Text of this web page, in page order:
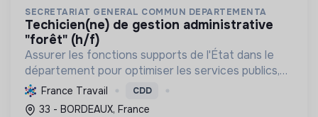
SECRETARIAT GENERAL COMMUN DEPARTEMENTA
techicien(ne) de gestion administrative
"forêt" (h/f)
Assurer les fonctions supports de l'État dans le
département pour optimiser les services publics,
en contribuant à la politique forestière et à la
transition écologique via une gestion durable.
France Travail CDD
33 - BORDEAUX, France